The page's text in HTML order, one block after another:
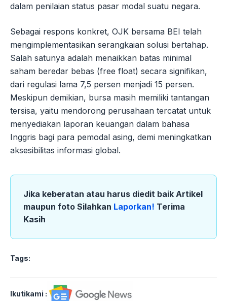
dalam penilaian status pasar modal suatu negara.
Sebagai respons konkret, OJK bersama BEI telah
mengimplementasikan serangkaian solusi bertahap.
Salah satunya adalah menaikkan batas minimal
saham beredar bebas (free float) secara signifikan,
dari regulasi lama 7,5 persen menjadi 15 persen.
Meskipun demikian, bursa masih memiliki tantangan
tersisa, yaitu mendorong perusahaan tercatat untuk
menyediakan laporan keuangan dalam bahasa
Inggris bagi para pemodal asing, demi meningkatkan
aksesibilitas informasi global.
Jika keberatan atau harus diedit baik Artikel
maupun foto Silahkan Laporkan! Terima
Kasih
Tags:
Ikutikami :